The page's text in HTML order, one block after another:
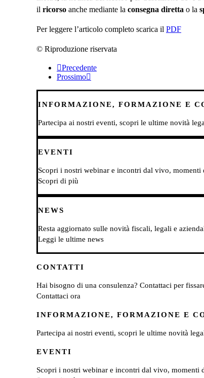
il ricorso anche mediante la consegna diretta o la
Per leggere l’articolo completo scarica il PDF
© Riproduzione riservata
Precedente
Prossimo
INFORMAZIONE, FORMAZIONE E
Partecipa ai nostri eventi, scopri le ultime novità
EVENTI
Scopri i nostri webinar e incontri dal vivo,
Scopri di più
NEWS
Resta aggiornato sulle novità fiscali, legali e
Leggi le ultime news
CONTATTI
Hai bisogno di una consulenza? Contattaci per
Contattaci ora
INFORMAZIONE, FORMAZIONE E
Partecipa ai nostri eventi, scopri le ultime novità
EVENTI
Scopri i nostri webinar e incontri dal vivo, momenti